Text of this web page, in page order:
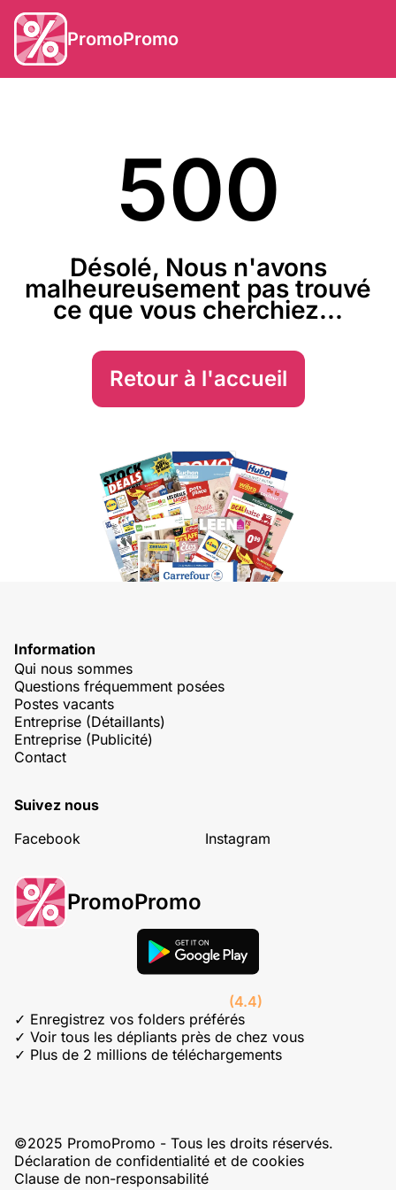
PromoPromo
500
Désolé, Nous n'avons
malheureusement pas trouvé
ce que vous cherchiez...
Retour à l'accueil
Information
Qui nous sommes
Questions fréquemment posées
Postes vacants
Entreprise (Détaillants)
Entreprise (Publicité)
Contact
Suivez nous
Facebook
Instagram
PromoPromo
(4.4)
✓ Enregistrez vos folders préférés
✓ Voir tous les dépliants près de chez vous
✓ Plus de 2 millions de téléchargements
©2025 PromoPromo - Tous les droits réservés.
Déclaration de confidentialité et de cookies
Clause de non-responsabilité